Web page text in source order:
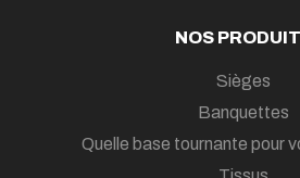
NOS
Sièges
Banquettes
Quelle base tournante pour